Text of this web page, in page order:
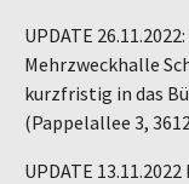
UPDATE
Mehrzweckhalle
kurzfristig in das
(Pappelallee 3,
UPDATE